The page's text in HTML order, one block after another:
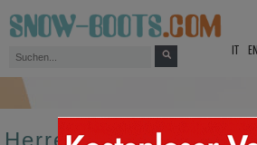
EN
Herren Moon Boot